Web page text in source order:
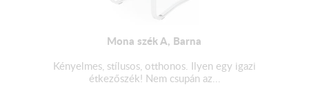
Mona szék A, Barna
Kényelmes, stílusos, otthonos. Ilyen egy igazi
étkezőszék! Nem csupán az...